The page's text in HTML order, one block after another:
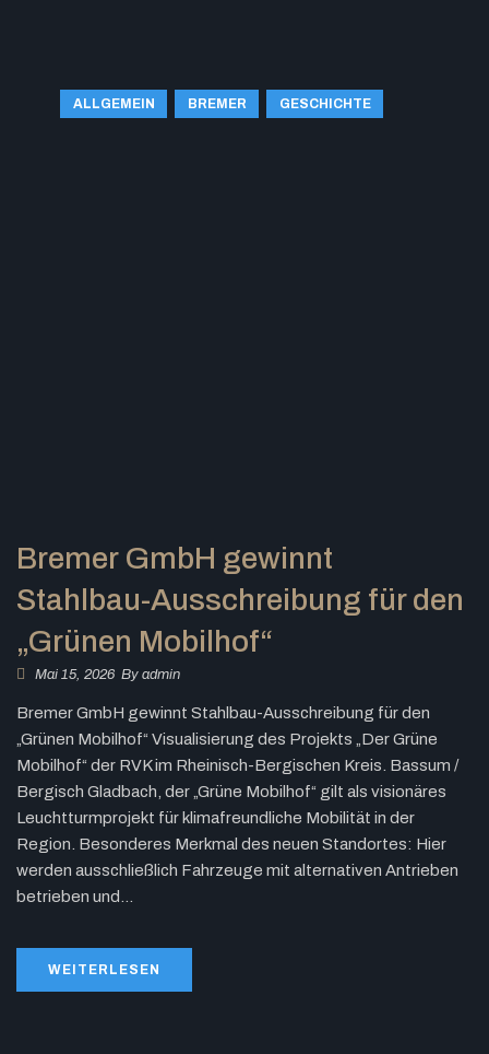
ALLGEMEIN BREMER GESCHICHTE
Bremer GmbH gewinnt
Stahlbau-Ausschreibung für den
„Grünen Mobilhof“
Mai 15, 2026 By admin
Bremer GmbH gewinnt Stahlbau-Ausschreibung für den
„Grünen Mobilhof“ Visualisierung des Projekts „Der Grüne
Mobilhof“ der RVK im Rheinisch-Bergischen Kreis. Bassum /
Bergisch Gladbach, der „Grüne Mobilhof“ gilt als visionäres
Leuchtturmprojekt für klimafreundliche Mobilität in der
Region. Besonderes Merkmal des neuen Standortes: Hier
werden ausschließlich Fahrzeuge mit alternativen Antrieben
betrieben und...
WEITERLESEN